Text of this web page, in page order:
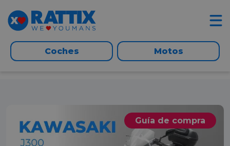
Coches Motos
Guía de compra